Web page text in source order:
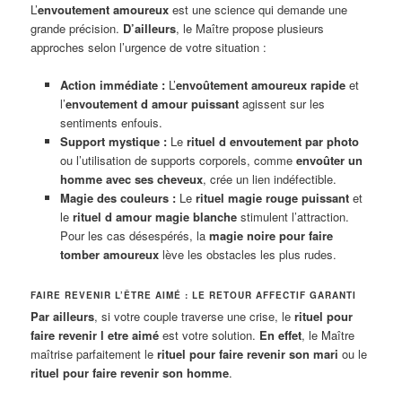
L’envoutement amoureux est une science qui demande une
grande précision. D’ailleurs, le Maître propose plusieurs
approches selon l’urgence de votre situation :
Action immédiate :L’envoûtement amoureux rapideet
l’envoutement d amour puissantagissent sur les
sentiments enfouis.
Support mystique :Le rituel d envoutement par photo
ou l’utilisation de supports corporels, comme envoûter un
homme avec ses cheveux, crée un lien indéfectible.
Magie des couleurs :Le rituel magie rouge puissantet
le rituel d amour magie blanchestimulent l’attraction.
Pour les cas désespérés, la magie noire pour faire
tomber amoureuxlève les obstacles les plus rudes.
FAIRE REVENIR L’ÊTRE AIMÉ : LE RETOUR AFFECTIF GARANTI
Par ailleurs, si votre couple traverse une crise, lerituel pour
faire revenir l etre aimé est votre solution. En effet, le Maître
maîtrise parfaitement lerituel pour faire revenir son mari ou le
rituel pour faire revenir son homme.